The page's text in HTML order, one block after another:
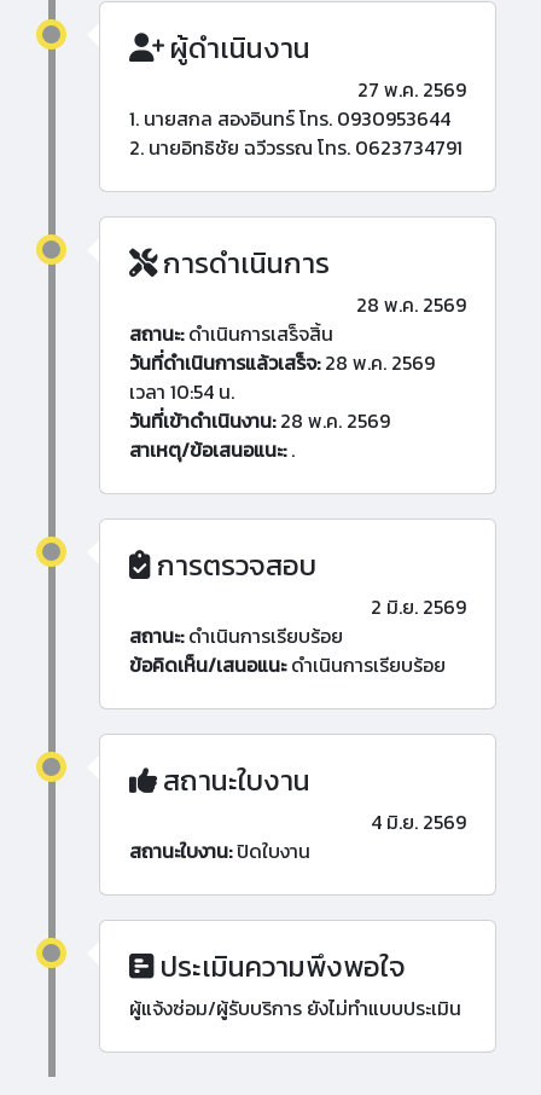
ผู้ดำเนินงาน
27 พ.ค. 2569
1. นายสกล สองอินทร์ โทร. 0930953644
2. นายอิทธิชัย ฉวีวรรณ โทร. 0623734791
การดำเนินการ
28 พ.ค. 2569
สถานะ:ดำเนินการเสร็จสิ้น
วันที่ดำเนินการแล้วเสร็จ:28 พ.ค. 2569
เวลา 10:54 น.
วันที่เข้าดำเนินงาน:28 พ.ค. 2569
สาเหตุ/ข้อเสนอแนะ:.
การตรวจสอบ
2 มิ.ย. 2569
สถานะ:ดำเนินการเรียบร้อย
ข้อคิดเห็น/เสนอแนะดำเนินการเรียบร้อย
สถานะใบงาน
4 มิ.ย. 2569
สถานะใบงาน:ปิดใบงาน
ประเมินความพึงพอใจ
ผู้แจ้งซ่อม/ผู้รับบริการ ยังไม่ทำแบบประเมิน